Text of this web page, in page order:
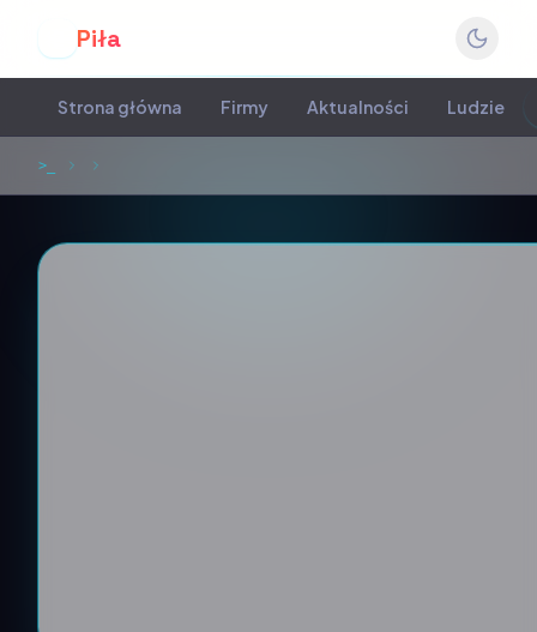
Piła
Strona główna Firmy Aktualności Ludzie
>_